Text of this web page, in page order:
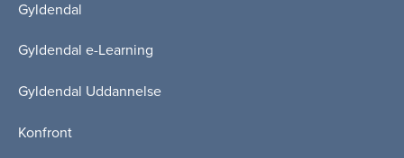
Gyldendal
Gyldendal e-Learning
Gyldendal Uddannelse
Konfront